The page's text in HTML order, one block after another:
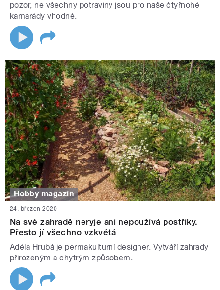
pozor, ne všechny potraviny jsou pro naše čtyřnohé
kamarády vhodné.
Hobby magazín
24. březen 2020
Na své zahradě neryje ani nepoužívá postřiky.
Přesto jí všechno vzkvétá
Adéla Hrubá je permakulturní designer. Vytváří zahrady
přirozeným a chytrým způsobem.